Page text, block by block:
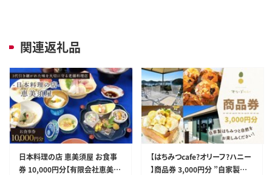
関連返礼品
日本料理の店 恵美須屋 お食事
券 10,000円分【有限会社恵美須
【はちみつcafe?オリーフ?ハニー
】商品券 3,000円分 ”自家製の